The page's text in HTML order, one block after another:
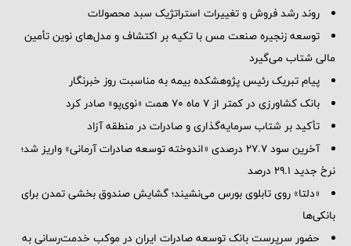
روند رشد فروش و تغییرات استراتژیک سبد محصولات
توسعه زنجیره صنعت مس با تکیه بر اکتشاف و مدل‌های نوین تأمین
مالی شتاب می‌گیرد
پیام تبریک رئیس پژوهشکده بیمه به مناسبت روز خبرنگار
بانک کشاورزی در کمتر از ۷ ماه ۷۰ همت «نوی‌پو» صادر کرد
تأکید بر شتاب سرمایه‌گذاری و صادرات در منطقه آزاد
آخرین سود ۲۷.۷ درصدی «اندوخته توسعه صادرات آرمانی» واریز شد؛
نرخ جدید ۲۹.۱ درصد
«دلتا» روی تابلوی بورس می‌نشیند؛ گشایش صندوق بخشی تمدن برای
بانکی‌ها
حضور سرپرست بانک توسعه صادرات ایران در موکب خدمت‌رسانی به